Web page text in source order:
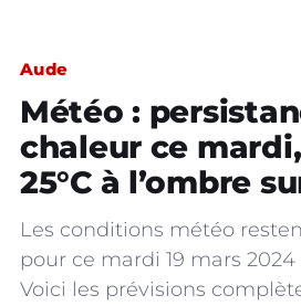
Aude
Météo :
chaleur ce mardi,
25°C à l’ombre
Les conditions météo
pour ce mardi 19 mars
Voici les prévisions